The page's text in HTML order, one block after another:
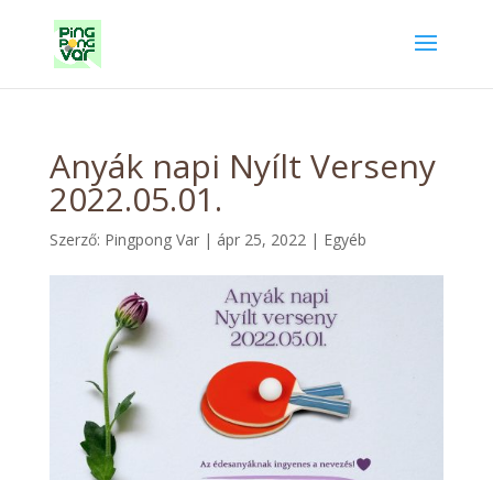
Anyák napi Nyílt Verseny
2022.05.01.
Szerző: Pingpong Var| ápr 25, 2022| Egyéb